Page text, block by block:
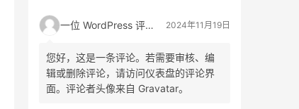
一位 WordPress 评论者 2024年11月19日
您好，这是一条评论。若需要审核、编
辑或删除评论，请访问仪表盘的评论界
面。评论者头像来自 Gravatar。